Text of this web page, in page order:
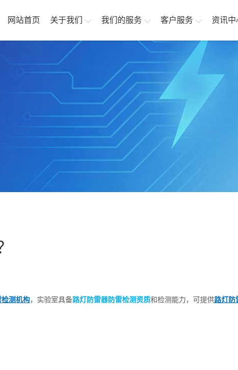
网站首页 关于我们 我们的服务 客户服务 资讯中
检测机构，实验室具备路灯防雷器防雷检测资质和检测能力，可提供路灯防